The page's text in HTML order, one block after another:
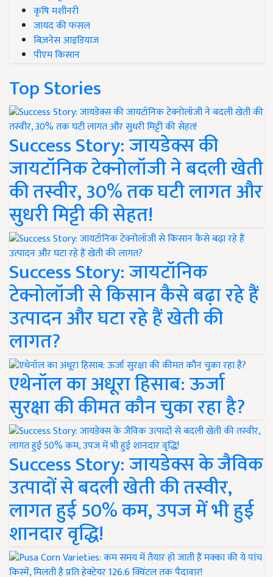
कृषि मशीनरी
जायद की फसल
बिज़नेस आइडियाज
पीएम किसान
Top Stories
Success Story: जायडेक्स की
जायटॉनिक टेक्नोलॉजी ने बदली खेती
की तस्वीर, 30% तक घटी लागत और
सुधरी मिट्टी की सेहत!
Success Story: जायटॉनिक
टेक्नोलॉजी से किसान कैसे बढ़ा रहे हैं
उत्पादन और घटा रहे हैं खेती की
लागत?
एथेनॉल का अधूरा हिसाब: ऊर्जा
सुरक्षा की कीमत कौन चुका रहा है?
Success Story: जायडेक्स के जैविक
उत्पादों से बदली खेती की तस्वीर,
लागत हुई 50% कम, उपज में भी हुई
शानदार वृद्धि!